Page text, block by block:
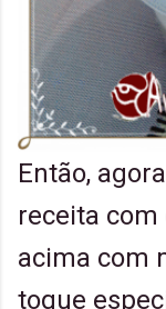
Então,
receita
acima com
toque